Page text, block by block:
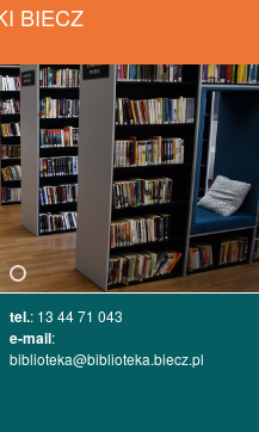
BIECZ
tel.: 13 44 71 043
e-mail:
biblioteka@biblioteka.biecz.pl